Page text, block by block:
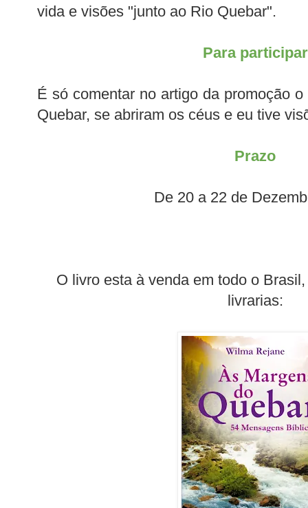
vida e visões "junto ao Rio Quebar".
Para participar
É só comentar no artigo da promoção
Quebar, se abriram os céus e eu tive
Prazo
De 20 a 22 de
O livro esta à venda em todo o
livrarias: